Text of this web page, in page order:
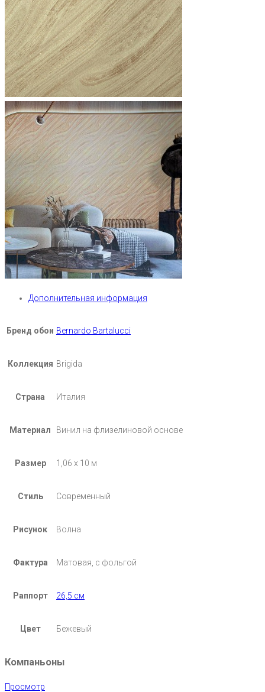
Дополнительная информация
Бренд обои Bernardo Bartalucci
Коллекция Brigida
Страна Италия
Материал Винил на флизелиновой основе
Размер 1,06 х 10 м
Стиль Современный
Рисунок Волна
Фактура Матовая, с фольгой
Раппорт 26,5 см
Цвет Бежевый
Компаньоны
Просмотр